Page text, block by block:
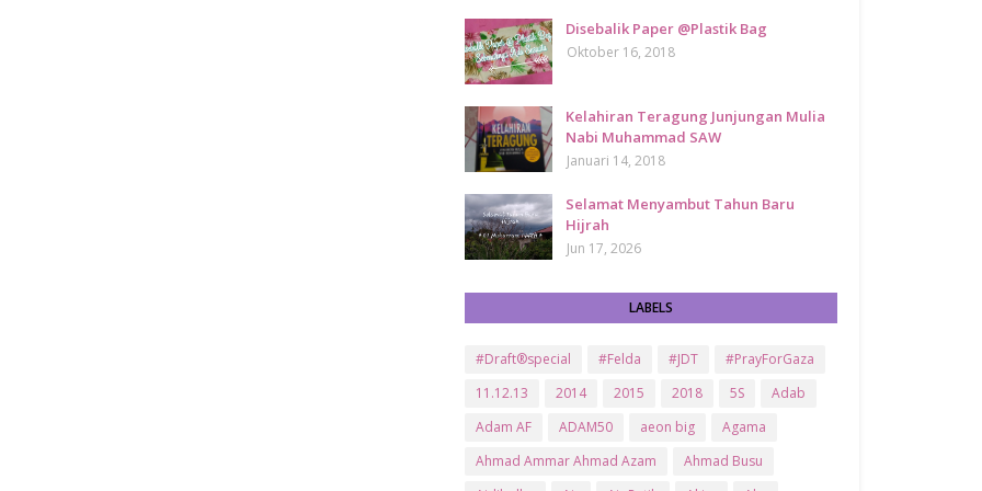
Disebalik Paper @Plastik Bag
Oktober 16, 2018
Kelahiran Teragung Junjungan Mulia
Nabi Muhammad SAW
Januari 14, 2018
Selamat Menyambut Tahun Baru
Hijrah
Jun 17, 2026
LABELS
#Draft®special #Felda #JDT
#PrayForGaza
11.12.13
2014 2015 2018 5S
Adab
Adam AF
ADAM50 aeon big
Agama
Ahmad Ammar Ahmad Azam
Ahmad Busu